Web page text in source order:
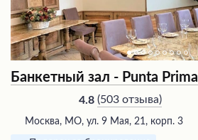
Банкетный зал - Punta Prima
4.8 (503 отзыва)
Москва, МО, ул. 9 Мая, 21, корп. 3